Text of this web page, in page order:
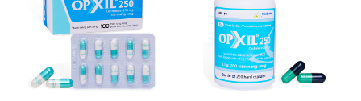
Amoxcillin
Imedoxim®
Imenir®